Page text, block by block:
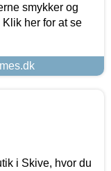
smykker og
her for at se
i Skive, hvor du